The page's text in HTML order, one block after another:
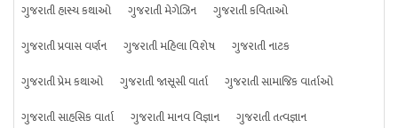
ગુજરાતી હાસ્ય કથાઓ
ગુજરાતી મેગેઝિન
ગુજરાતી કવિતાઓ
ગુજરાતી પ્રવાસ વર્ણન
ગુજરાતી મહિલા વિશેષ
ગુજરાતી નાટક
ગુજરાતી પ્રેમ કથાઓ
ગુજરાતી જાસૂસી વાર્તા
ગુજરાતી સામાજિક વાર્તાઓ
ગુજરાતી સાહસિક વાર્તા
ગુજરાતી માનવ વિજ્ઞાન
ગુજરાતી તત્વજ્ઞાન